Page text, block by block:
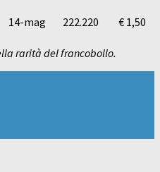
14-mag 222.220 € 1,50
rarità del francobollo.